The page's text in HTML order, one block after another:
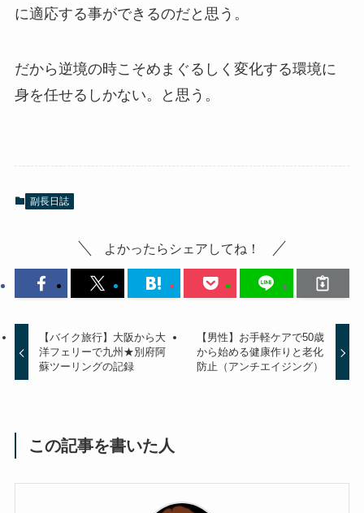
に適応する事ができるのだと思う。
だから逆境の時こそめまぐるしく変化する環境に
身を任せるしかない。と思う。
副長日誌
よかったらシェアしてね！
【バイク旅行】大阪から大
洋フェリーで九州★別府阿
蘇ツーリングの記録
【男性】お手軽ケアで50歳
から始める健康作りと老化
防止（アンチエイジング）
この記事を書いた人